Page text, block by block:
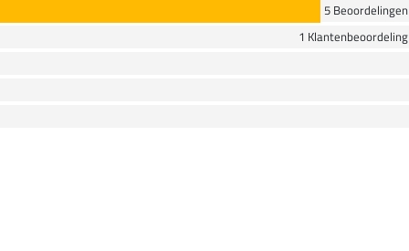
5 Beoordelingen
1 Klantenbeoordeling